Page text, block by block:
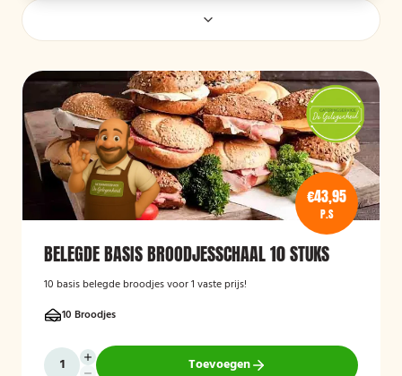
€43,95
P.S
BELEGDE BASIS BROODJESSCHAAL 10 STUKS
10 basis belegde broodjes voor 1 vaste prijs!
10 Broodjes
Toevoegen